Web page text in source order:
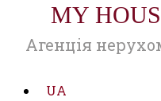
MY
Агенція
UA